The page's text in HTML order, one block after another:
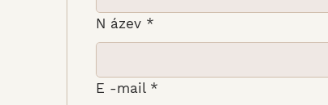
N ázev *
E -mail *